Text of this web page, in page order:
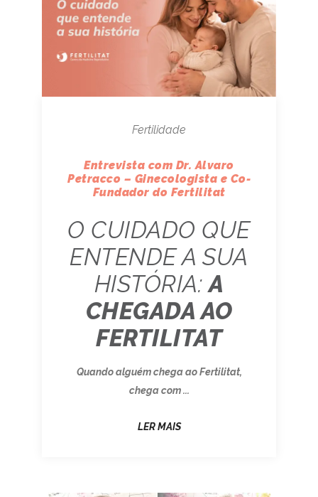
Fertilidade
Entrevista com Dr. Alvaro
Petracco – Ginecologista e Co-
Fundador do Fertilitat
O CUIDADO QUE
ENTENDE A SUA
HISTÓRIA:A
CHEGADA AO
FERTILITAT
Quando alguém chega ao Fertilitat,
chega com ...
LER MAIS